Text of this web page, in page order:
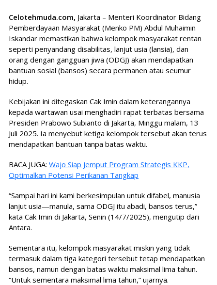
Celotehmuda.com, Jakarta – Menteri Koordinator Bidang
Pemberdayaan Masyarakat (Menko PM) Abdul Muhaimin
Iskandar memastikan bahwa kelompok masyarakat rentan
seperti penyandang disabilitas, lanjut usia (lansia), dan
orang dengan gangguan jiwa (ODGJ) akan mendapatkan
bantuan sosial (bansos) secara permanen atau seumur
hidup.
Kebijakan ini ditegaskan Cak Imin dalam keterangannya
kepada wartawan usai menghadiri rapat terbatas bersama
Presiden Prabowo Subianto di Jakarta, Minggu malam, 13
Juli 2025. Ia menyebut ketiga kelompok tersebut akan terus
mendapatkan bantuan tanpa batas waktu.
BACA JUGA: Wajo Siap Jemput Program Strategis KKP,
Optimalkan Potensi Perikanan Tangkap
“Sampai hari ini kami berkesimpulan untuk difabel, manusia
lanjut usia—manula, sama ODGJ itu abadi, bansos terus,”
kata Cak Imin di Jakarta, Senin (14/7/2025), mengutip dari
Antara.
Sementara itu, kelompok masyarakat miskin yang tidak
termasuk dalam tiga kategori tersebut tetap mendapatkan
bansos, namun dengan batas waktu maksimal lima tahun.
“Untuk sementara maksimal lima tahun,” ujarnya.